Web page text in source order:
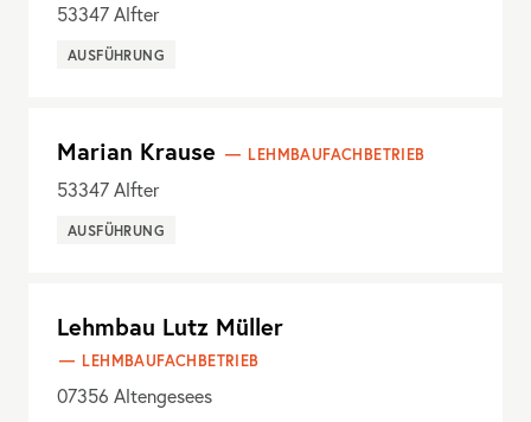
53347Alfter
AUSFÜHRUNG
Marian Krause LEHMBAUFACHBETRIEB
53347Alfter
AUSFÜHRUNG
Lehmbau Lutz Müller
LEHMBAUFACHBETRIEB
07356 Altengesees